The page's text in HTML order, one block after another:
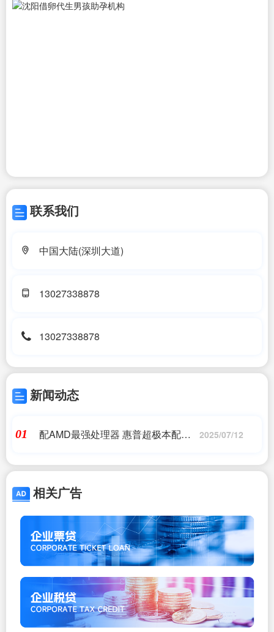
联系我们
中国大陆(深圳大道)
13027338878
13027338878
新闻动态
01
配AMD最强处理器 惠普超极本配置
2025/07/12
相关广告